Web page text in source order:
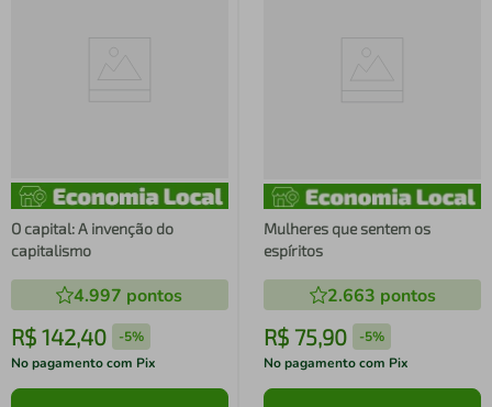
O capital: A invenção do
capitalismo
4.997 pontos
R$ 142,40 -5%
No pagamento com Pix
Mulheres que sentem os
espíritos
2.663 pontos
R$ 75,90 -5%
No pagamento com Pix